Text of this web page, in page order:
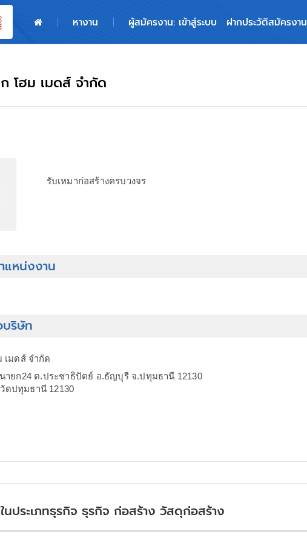
หางาน ผู้สมัครงาน: เข้าสู่ระบบ ฝากประวัติสมัครงาน
โฮม เมดส์ จำกัด
รับเหมาก่อสร้างครบวงจร
แหน่งงาน
ริษัท
เมดส์ จำกัด
ายก24 ต.ประชาธิปัตย์ อ.ธัญบุรี จ.ปทุมธานี 12130
ดปทุมธานี 12130
ประเภทธุรกิจ ธุรกิจ ก่อสร้าง วัสดุก่อสร้าง